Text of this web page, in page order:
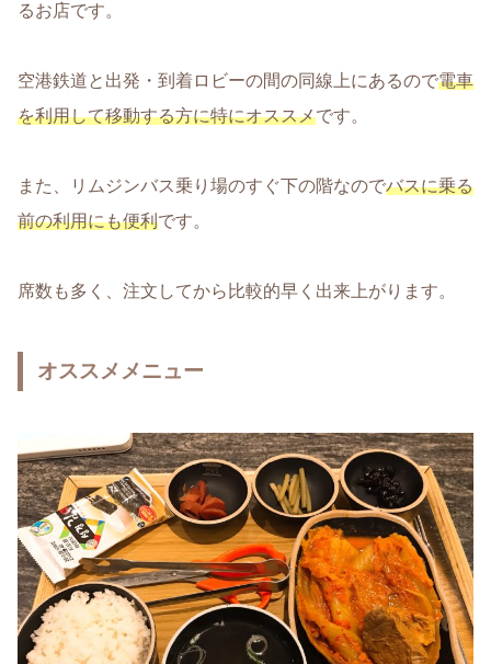
るお店です。
空港鉄道と出発・到着ロビーの間の同線上にあるので電車
を利用して移動する方に特にオススメです。
また、リムジンバス乗り場のすぐ下の階なのでバスに乗る
前の利用にも便利です。
席数も多く、注文してから比較的早く出来上がります。
オススメメニュー